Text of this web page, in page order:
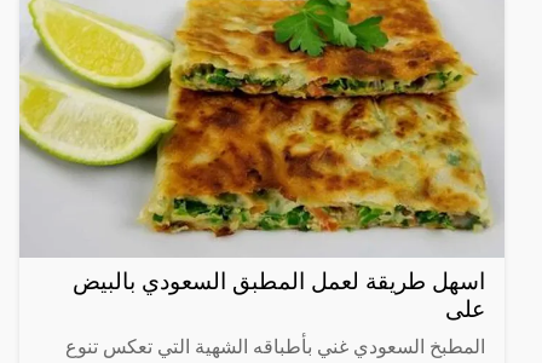
اسهل طريقة لعمل المطبق السعودي بالبيض
على
المطبخ السعودي غني بأطباقه الشهية التي تعكس تنوع